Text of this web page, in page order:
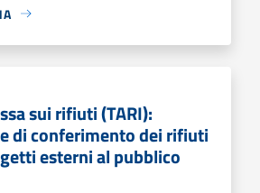
sui rifiuti (TARI):
di conferimento dei rifiuti
esterni al pubblico